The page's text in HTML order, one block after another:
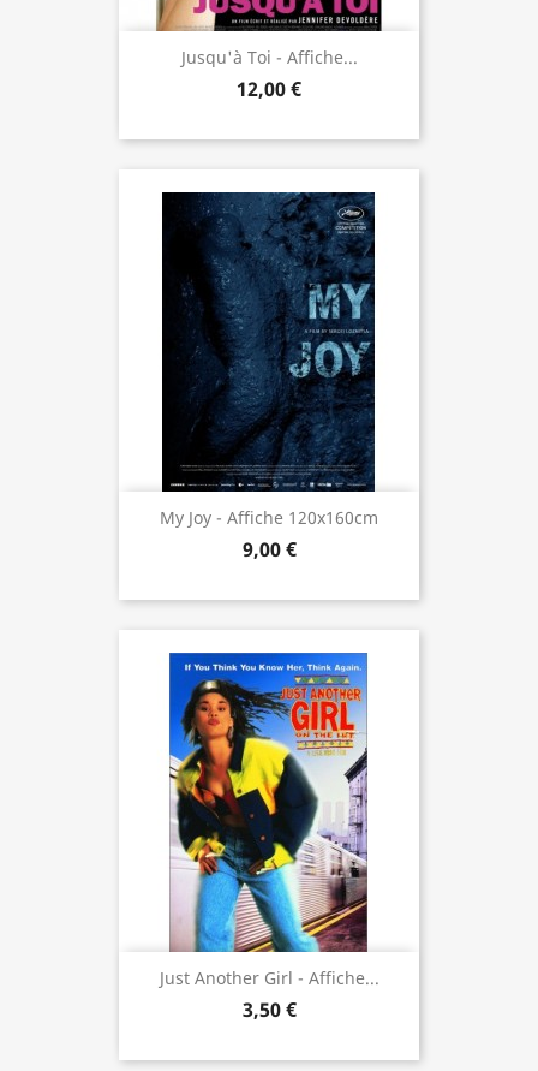
Jusqu'à Toi - Affiche...
12,00 €
My Joy - Affiche 120x160cm
9,00 €
Just Another Girl - Affiche...
3,50 €